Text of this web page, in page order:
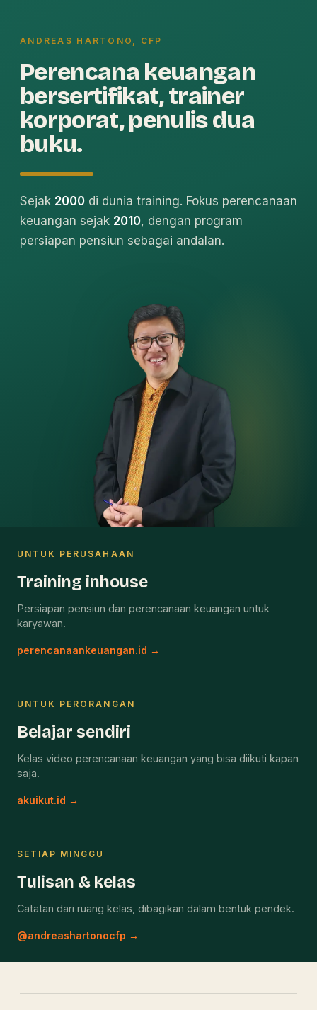
ANDREAS HARTONO, CFP
Perencana keuangan
bersertifikat, trainer
korporat, penulis dua
buku.
Sejak 2000 di dunia training. Fokus perencanaan
keuangan sejak 2010, dengan program
persiapan pensiun sebagai andalan.
UNTUK PERUSAHAAN
Training inhouse
Persiapan pensiun dan perencanaan keuangan untuk
karyawan.
perencanaankeuangan.id →
UNTUK PERORANGAN
Belajar sendiri
Kelas video perencanaan keuangan yang bisa diikuti kapan
saja.
akuikut.id →
SETIAP MINGGU
Tulisan & kelas
Catatan dari ruang kelas, dibagikan dalam bentuk pendek.
@andreashartonocfp →